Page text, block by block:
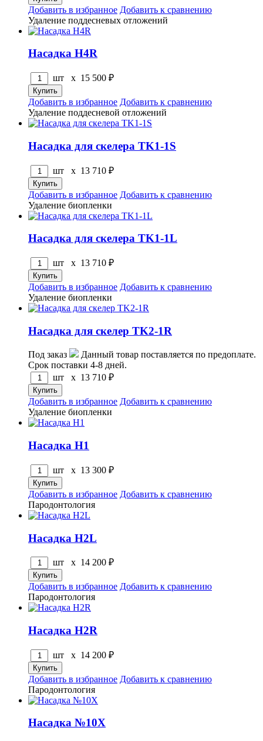
Добавить в избранное Добавить к сравнению
Удаление поддесневых отложений
Насадка H4R
шт x 15 500 ₽
Добавить в избранное Добавить к сравнению
Удаление поддесневой отложений
Насадка для скелера TK1-1S
шт x 13 710 ₽
Добавить в избранное Добавить к сравнению
Удаление биопленки
Насадка для скелера TK1-1L
шт x 13 710 ₽
Добавить в избранное Добавить к сравнению
Удаление биопленки
Насадка для скелер TK2-1R
Под заказ
Данный товар поставляется по предоплате.
Срок поставки 4-8 дней.
шт x 13 710 ₽
Добавить в избранное Добавить к сравнению
Удаление биопленки
Насадка Н1
шт x 13 300 ₽
Добавить в избранное Добавить к сравнению
Пародонтология
Насадка H2L
шт x 14 200 ₽
Добавить в избранное Добавить к сравнению
Пародонтология
Насадка H2R
шт x 14 200 ₽
Добавить в избранное Добавить к сравнению
Пародонтология
Насадка №10X